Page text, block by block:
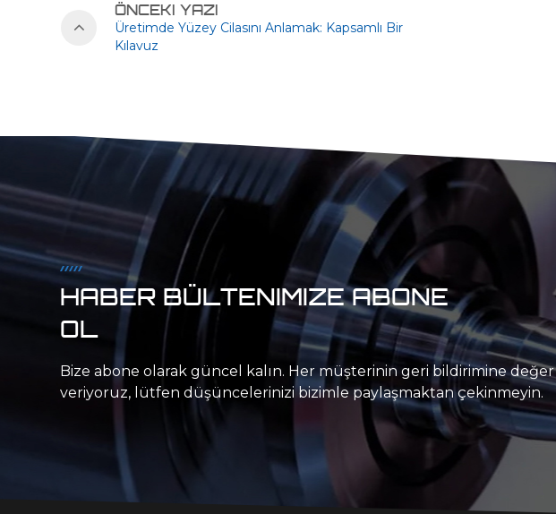
ÖNCEKI YAZI
Üretimde Yüzey Cilasını Anlamak: Kapsamlı Bir
Kılavuz
HABER BÜLTENIMIZE ABONE
OL
Bize abone olarak güncel kalın. Her müşterinin geri bildirimine değer
veriyoruz, lütfen düşüncelerinizi bizimle paylaşmaktan çekinmeyin.